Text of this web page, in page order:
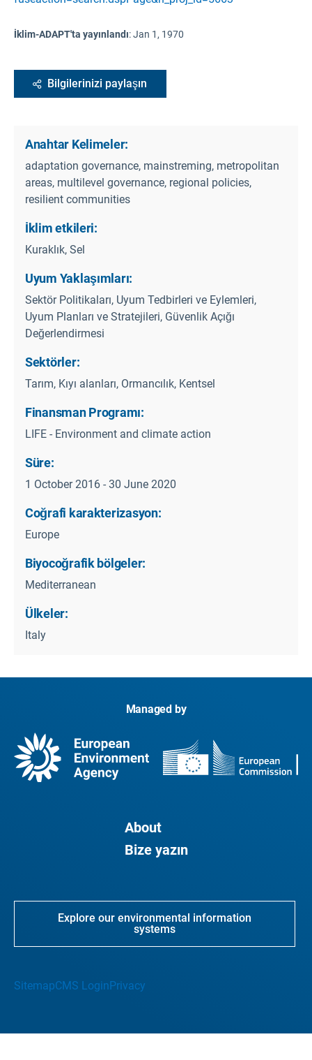
İklim-ADAPT'ta yayınlandı:Jan 1, 1970
Bilgilerinizi paylaşın
Anahtar Kelimeler:
adaptation governance, mainstreming, metropolitan
areas, multilevel governance, regional policies,
resilient communities
İklim etkileri:
Kuraklık, Sel
Uyum Yaklaşımları:
Sektör Politikaları, Uyum Tedbirleri ve Eylemleri,
Uyum Planları ve Stratejileri, Güvenlik Açığı
Değerlendirmesi
Sektörler:
Tarım, Kıyı alanları, Ormancılık, Kentsel
Finansman Programı:
LIFE - Environment and climate action
Süre:
1 October 2016 - 30 June 2020
Coğrafi karakterizasyon:
Europe
Biyocoğrafik bölgeler:
Mediterranean
Ülkeler:
Italy
Managed by
About
Bize yazın
Explore our environmental information
systems
SitemapCMS Login Privacy